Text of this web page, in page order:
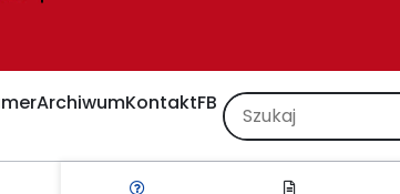
ArchiwumKontaktFB